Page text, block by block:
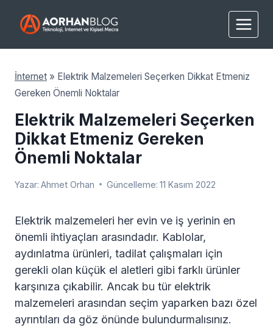
İnternet » Elektrik Malzemeleri Seçerken Dikkat Etmeniz
Gereken Önemli Noktalar
Elektrik Malzemeleri Seçerken
Dikkat Etmeniz Gereken
Önemli Noktalar
Yazar: Ahmet Orhan Güncelleme: 11 Kasım 2022
Elektrik malzemeleri her evin ve iş yerinin en
önemli ihtiyaçları arasındadır. Kablolar,
aydınlatma ürünleri, tadilat çalışmaları için
gerekli olan küçük el aletleri gibi farklı ürünler
karşınıza çıkabilir. Ancak bu tür elektrik
malzemeleri arasından seçim yaparken bazı özel
ayrıntıları da göz önünde bulundurmalısınız.